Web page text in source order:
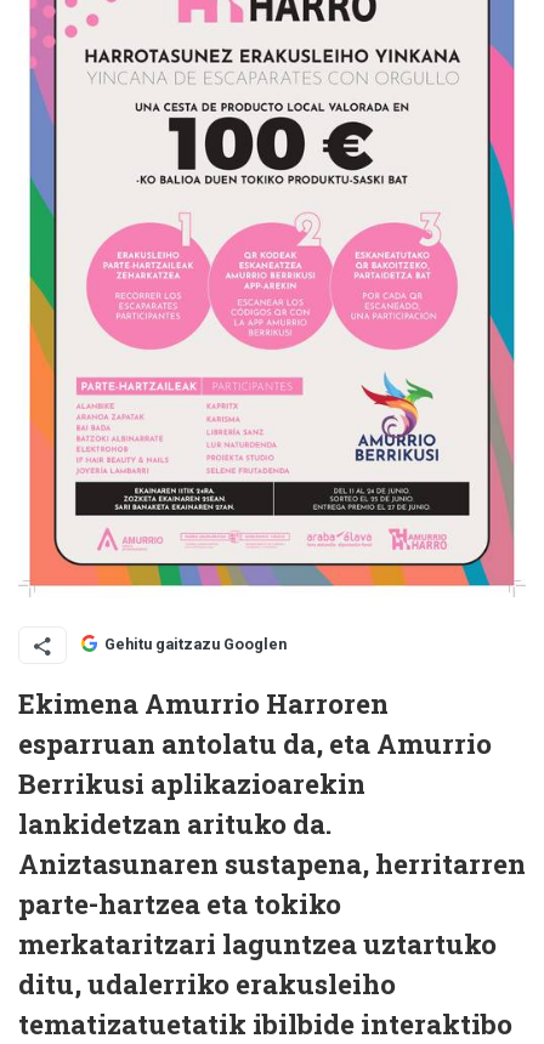
Gehitu gaitzazu Googlen
Ekimena Amurrio Harroren
esparruan antolatu da, eta Amurrio
Berrikusi aplikazioarekin
lankidetzan arituko da.
Aniztasunaren sustapena, herritarren
parte-hartzea eta tokiko
merkataritzari laguntzea uztartuko
ditu, udalerriko erakusleiho
tematizatuetatik ibilbide interaktibo